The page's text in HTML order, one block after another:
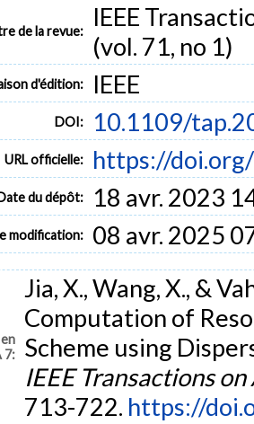
de la revue:
IEEE
(vol. 71, no 1)
d'édition: IEEE
DOI: 10.1109/
URL officielle: https://
du dépôt: 18 avr. 2023
modification: 08 avr. 2025
7:
Jia, X., Wang, X., &
Computation of
Scheme using
IEEE Transactions
713-722. https://